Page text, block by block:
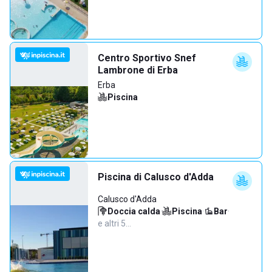
Centro Sportivo Snef
Lambrone di Erba
Erba
Piscina
Piscina di Calusco d'Adda
Calusco d'Adda
Doccia calda· Piscina· Bar·
e altri 5…